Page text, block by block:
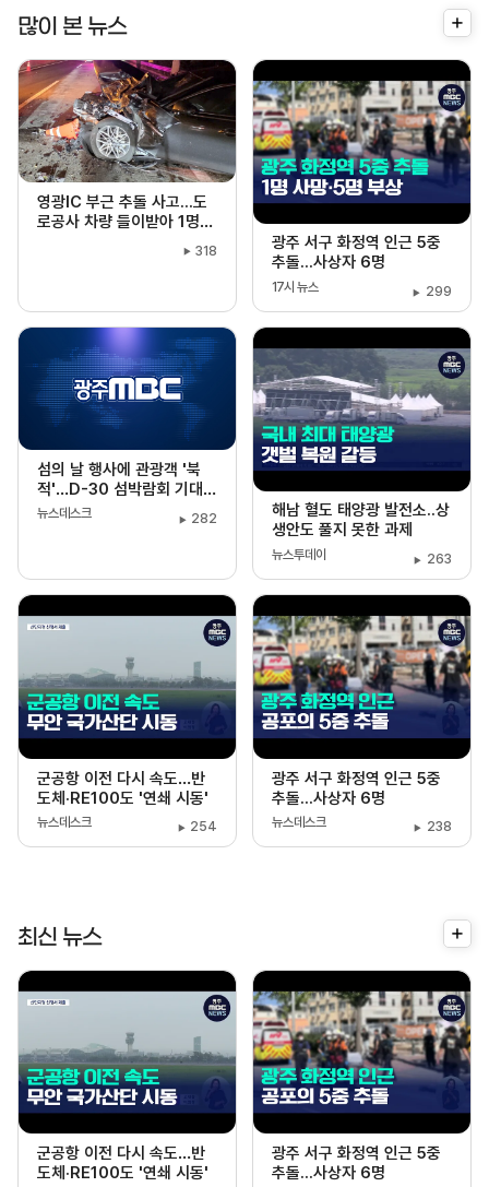
많이 본 뉴스
영광IC 부근 추돌 사고...도
로공사 차량 들이받아 1명
318
광주 서구 화정역 인근 5중
추돌...사상자 6명
17시 뉴스 299
섬의 날 행사에 관광객 '북
적'…D-30 섬박람회 기대
감도
뉴스데스크 282
해남 혈도 태양광 발전소..상
생안도 풀지 못한 과제
뉴스투데이 263
군공항 이전 다시 속도…반
도체·RE100도 '연쇄 시동'
뉴스데스크 254
광주 서구 화정역 인근 5중
추돌...사상자 6명
뉴스데스크 238
더
보
기
최신 뉴스
군공항 이전 다시 속도…반
도체·RE100도 '연쇄 시동'
광주 서구 화정역 인근 5중
추돌...사상자 6명
더
보
기